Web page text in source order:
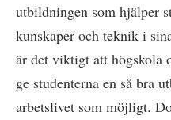
utbildningen som hjälper
kunskaper och teknik i
är det viktigt att högskola
ge studenterna en så bra
arbetslivet som möjligt.